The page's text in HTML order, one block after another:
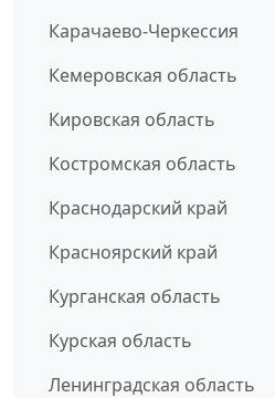
Карачаево-Черкессия
Кемеровская область
Кировская область
Костромская область
Краснодарский край
Красноярский край
Курганская область
Курская область
Ленинградская область